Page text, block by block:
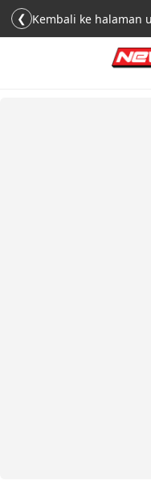
❮ Kembali ke halaman